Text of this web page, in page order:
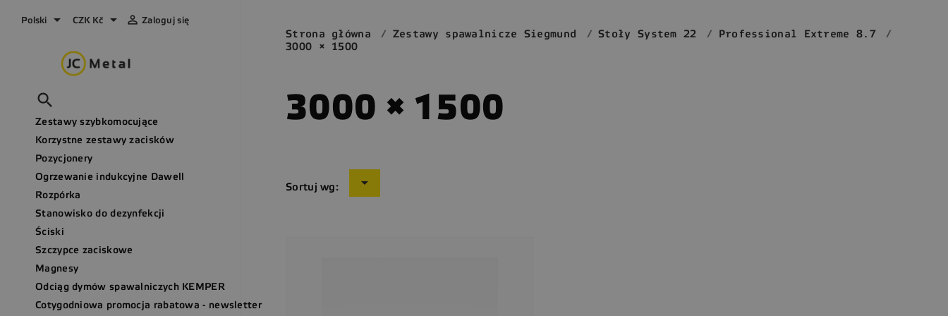
Polski  CZK Kč   Zaloguj się

Zestawy szybkomocujące
Korzystne zestawy zacisków
Pozycjonery
Ogrzewanie indukcyjne Dawell
Rozpórka
Stanowisko do dezynfekcji
Ściski
Szczypce zaciskowe
Magnesy
Odciąg dymów spawalniczych KEMPER
Cotygodniowa promocja rabatowa - newsletter
Strona główna Zestawy spawalnicze Siegmund Stoły System 22
Professional Extreme 8.7
3000 × 1500
3000 × 1500
Sortuj wg: 